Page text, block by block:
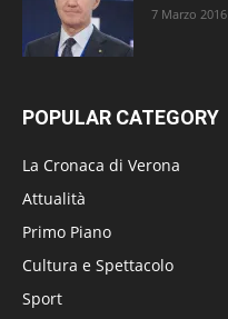
7 Marzo 2016
POPULAR CATEGORY
La Cronaca di Verona
Attualità
Primo Piano
Cultura e Spettacolo
Sport